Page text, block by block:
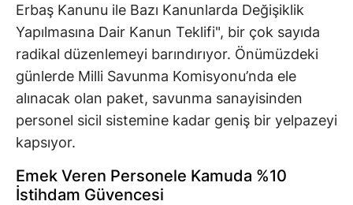
Erbaş Kanunu ile Bazı Kanunlarda Değişiklik
Yapılmasına Dair Kanun Teklifi", bir çok sayıda
radikal düzenlemeyi barındırıyor. Önümüzdeki
günlerde Milli Savunma Komisyonu’nda ele
alınacak olan paket, savunma sanayisinden
personel sicil sistemine kadar geniş bir yelpazeyi
kapsıyor.
Emek Veren Personele Kamuda %10
İstihdam Güvencesi